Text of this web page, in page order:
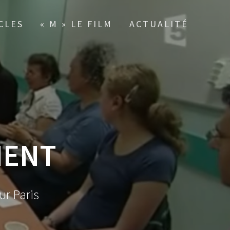
« M » LE FILM ACTUALITÉ
Paris